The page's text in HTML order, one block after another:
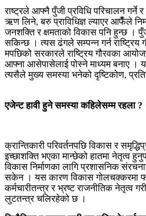
राष्ट्रले आफ्नै पुँजी प्रविधि परिचालन गर्ने
ऋण लिने, बरु प्राविधिज्ञ ल्याएर आफैँले
जनशक्ति र क्षमताको विकास पनि हुन्छ ।
सकिन्छ । त्यस ढंगले सम्पन्‍न गर्न राष्ट्रिय
मपछिको सरकारले राष्ट्रिय गौरवका
आफ्ना आसेपासेलाई पोस्ने माध्यम बनाए ।
त्यसैले मुख्य समस्या भनेको दृष्टिकोण,
एजेन्ट हावी हुने समस्या कहिलेसम्म रहला ?
क्रान्तिकारी परिवर्तनपछि विकास र
इच्छाशक्ति भएका मान्छेको हातमा नेतृत्व
विकास निर्माणका लागि प्रशासनिक
सकेन । यस कारण विकास गोलचक्करमा
कर्मचारीतन्त्र र भ्रष्ट राजनीतिक नेतृत्व
लुटतन्त्र चलिरहेको छ ।